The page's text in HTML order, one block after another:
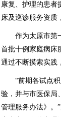
康复、护理的患者
床及巡诊服务资质
作为太原市第一
首批十例家庭病床
通过不断摸索实践
“前期各试点积
验，并与市医保局
管理服务办法》。